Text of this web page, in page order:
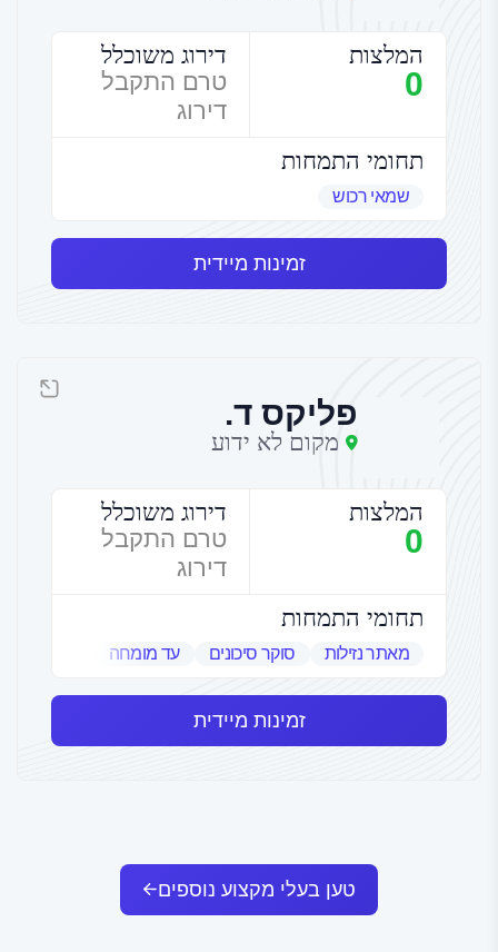
המלצות
0
דירוג משוכלל
טרם התקבל
דירוג
תחומי התמחות
שמאי רכוש
זמינות מיידית
פליקס ד.
מקום לא ידוע
המלצות
0
דירוג משוכלל
טרם התקבל
דירוג
תחומי התמחות
מאתר נזילות סוקר סיכונים עד מומחה
זמינות מיידית
טען בעלי מקצוע נוספים